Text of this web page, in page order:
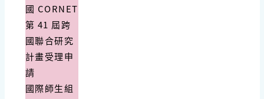
國 CORNET
第 41 屆跨
國聯合研究
計畫受理申
請
國際師生組